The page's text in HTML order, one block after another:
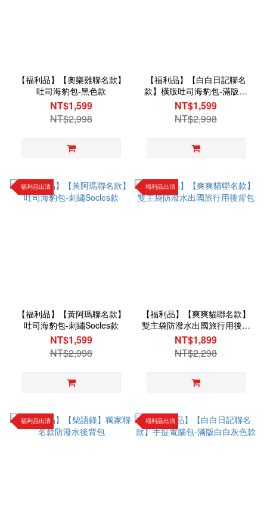
【福利品】【奧樂雞聯名款】
吐司海豹包-黑色款
NT$1,599
NT$2,998
【福利品】【白白日記聯名
款】橫版吐司海豹包-滿版白
白黑色款
NT$1,599
NT$2,998
福利品出清
【福利品】【黃阿瑪聯名款】
吐司海豹包-刺繡Socles款
NT$1,599
NT$2,998
福利品出清
【福利品】【爽爽貓聯名款】
雙主袋防潑水出國旅行用後背
包
NT$1,899
NT$2,298
福利品出清 福利品出清